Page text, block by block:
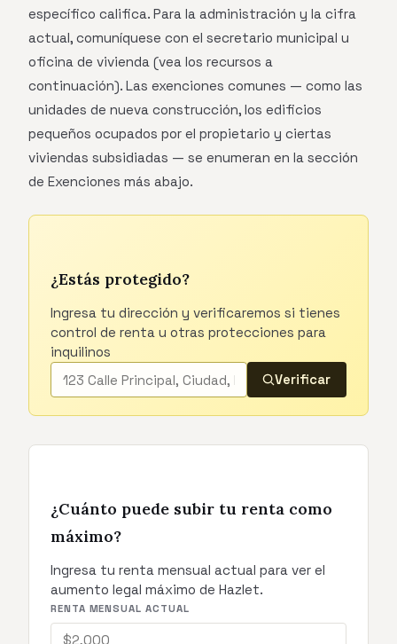
específico califica. Para la administración y la cifra
actual, comuníquese con el secretario municipal u
oficina de vivienda (vea los recursos a
continuación). Las exenciones comunes — como las
unidades de nueva construcción, los edificios
pequeños ocupados por el propietario y ciertas
viviendas subsidiadas — se enumeran en la sección
de Exenciones más abajo.
¿Estás protegido?
Ingresa tu dirección y verificaremos si tienes
control de renta u otras protecciones para
inquilinos
Verificar
¿Cuánto puede subir tu renta como
máximo?
Ingresa tu renta mensual actual para ver el
aumento legal máximo de Hazlet.
RENTA MENSUAL ACTUAL